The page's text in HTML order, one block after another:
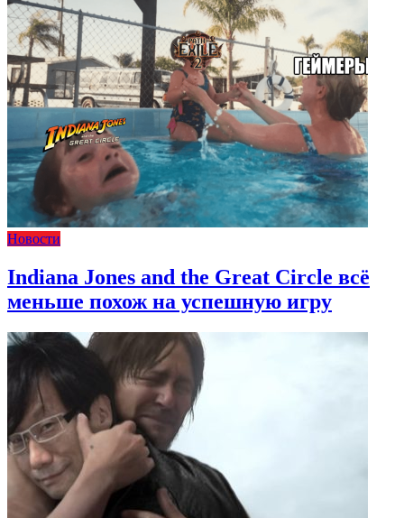
Новости
Indiana Jones and the Great Circle всё
меньше похож на успешную игру